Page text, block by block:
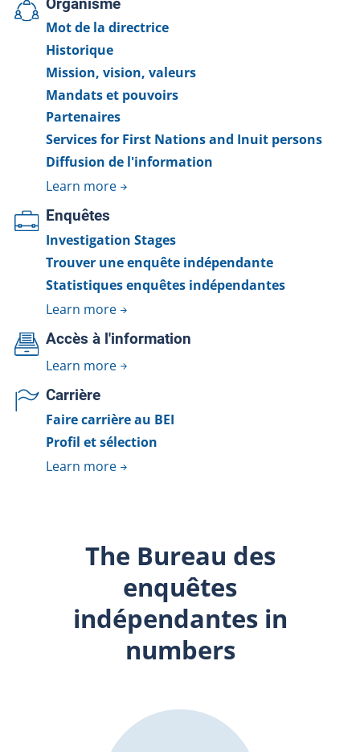
Organisme
Mot de la directrice
Historique
Mission, vision, valeurs
Mandats et pouvoirs
Partenaires
Services for First Nations and Inuit persons
Diffusion de l'information
Learn more
Enquêtes
Investigation Stages
Trouver une enquête indépendante
Statistiques enquêtes indépendantes
Learn more
Accès à l'information
Learn more
Carrière
Faire carrière au BEI
Profil et sélection
Learn more
The Bureau des
enquêtes
indépendantes in
numbers